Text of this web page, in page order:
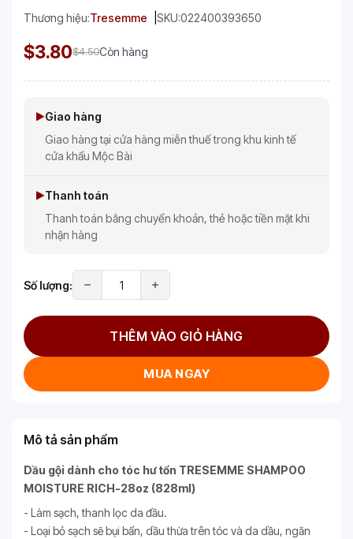
Thương hiệu:Tresemme SKU:022400393650
$3.80$4.50Còn hàng
Giao hàng
Giao hàng tại cửa hàng miễn thuế trong khu kinh tế
cửa khẩu Mộc Bài
Thanh toán
Thanh toán bằng chuyển khoản, thẻ hoặc tiền mặt khi
nhận hàng
Số lượng:
THÊM VÀO GIỎ HÀNG
MUA NGAY
Mô tả sản phẩm
Dầu gội dành cho tóc hư tổn TRESEMME SHAMPOO
MOISTURE RICH-28oz (828ml)
- Làm sạch, thanh lọc da đầu.
- Loại bỏ sạch sẽ bụi bẩn, dầu thừa trên tóc và da dầu, ngăn